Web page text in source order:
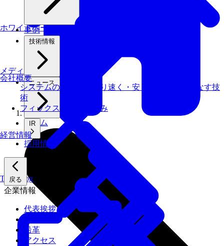
ホワイトペーパー
Tech Blog
メディアライブラリ
事例
技術情報
ニュース
IR
採用情報
戻る
企業情報
代表挨拶
沿革
アクセス
会社概要
システムの仕事を、より速く・安く・省エネでこなす技
術
フィックスターズの​強み
経営情報
ホーム